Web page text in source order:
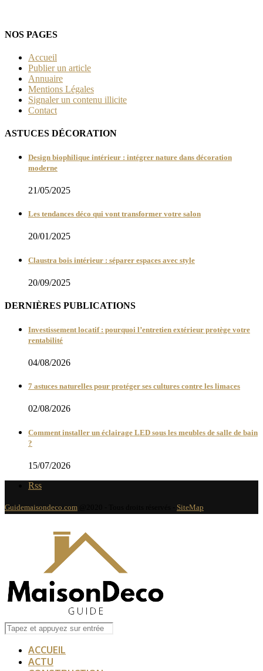
NOS PAGES
Accueil
Publier un article
Annuaire
Mentions Légales
Signaler un contenu illicite
Contact
ASTUCES DÉCORATION
Design biophilique intérieur : intégrer nature dans décoration
moderne
21/05/2025
Les tendances déco qui vont transformer votre salon
20/01/2025
Claustra bois intérieur : séparer espaces avec style
20/09/2025
DERNIÈRES PUBLICATIONS
Investissement locatif : pourquoi l’entretien extérieur protège votre
rentabilité
04/08/2026
7 astuces naturelles pour protéger ses cultures contre les limaces
02/08/2026
Comment installer un éclairage LED sous les meubles de salle de bain
?
15/07/2026
Rss
Guidemaisondeco.com SiteMap
ACCUEIL
ACTU